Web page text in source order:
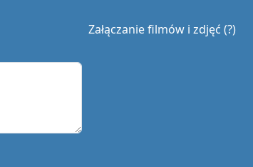
Załączanie filmów i zdjęć (?)